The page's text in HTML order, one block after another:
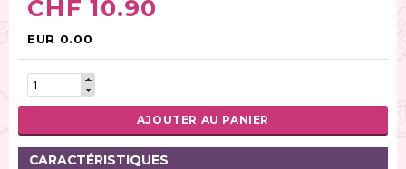
CHF 10.90
EUR 0.00
AJOUTER AU PANIER
CARACTÉRISTIQUES